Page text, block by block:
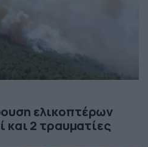
ελικοπτέρων
και 2 τραυματίες